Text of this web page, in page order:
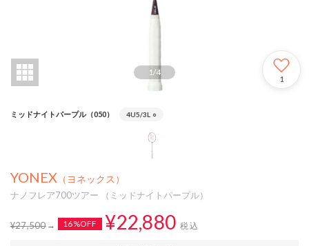
1/4
1
ミッドナイトパープル（050） 4U5/3L ○
YONEX （ヨネックス）
ナノフレア700ツアー （ミッドナイトパープル）
¥27,500 16%OFF ¥22,880 税込